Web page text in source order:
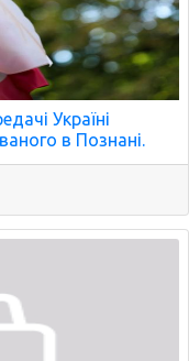
Україні
в Познані.